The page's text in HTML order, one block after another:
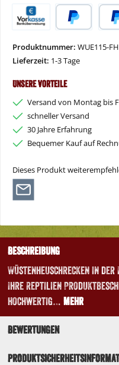
Produktnummer: WUE115-
Lieferzeit: 1-3 Tage
Unsere Vorteile
Versand von Montag bis
schneller Versand
30 Jahre Erfahrung
Bequemer Kauf auf
Dieses Produkt
Beschreibung
Wüstenheuschrecken in
Ihre Reptilien
hochwertig… Mehr
Bewertungen